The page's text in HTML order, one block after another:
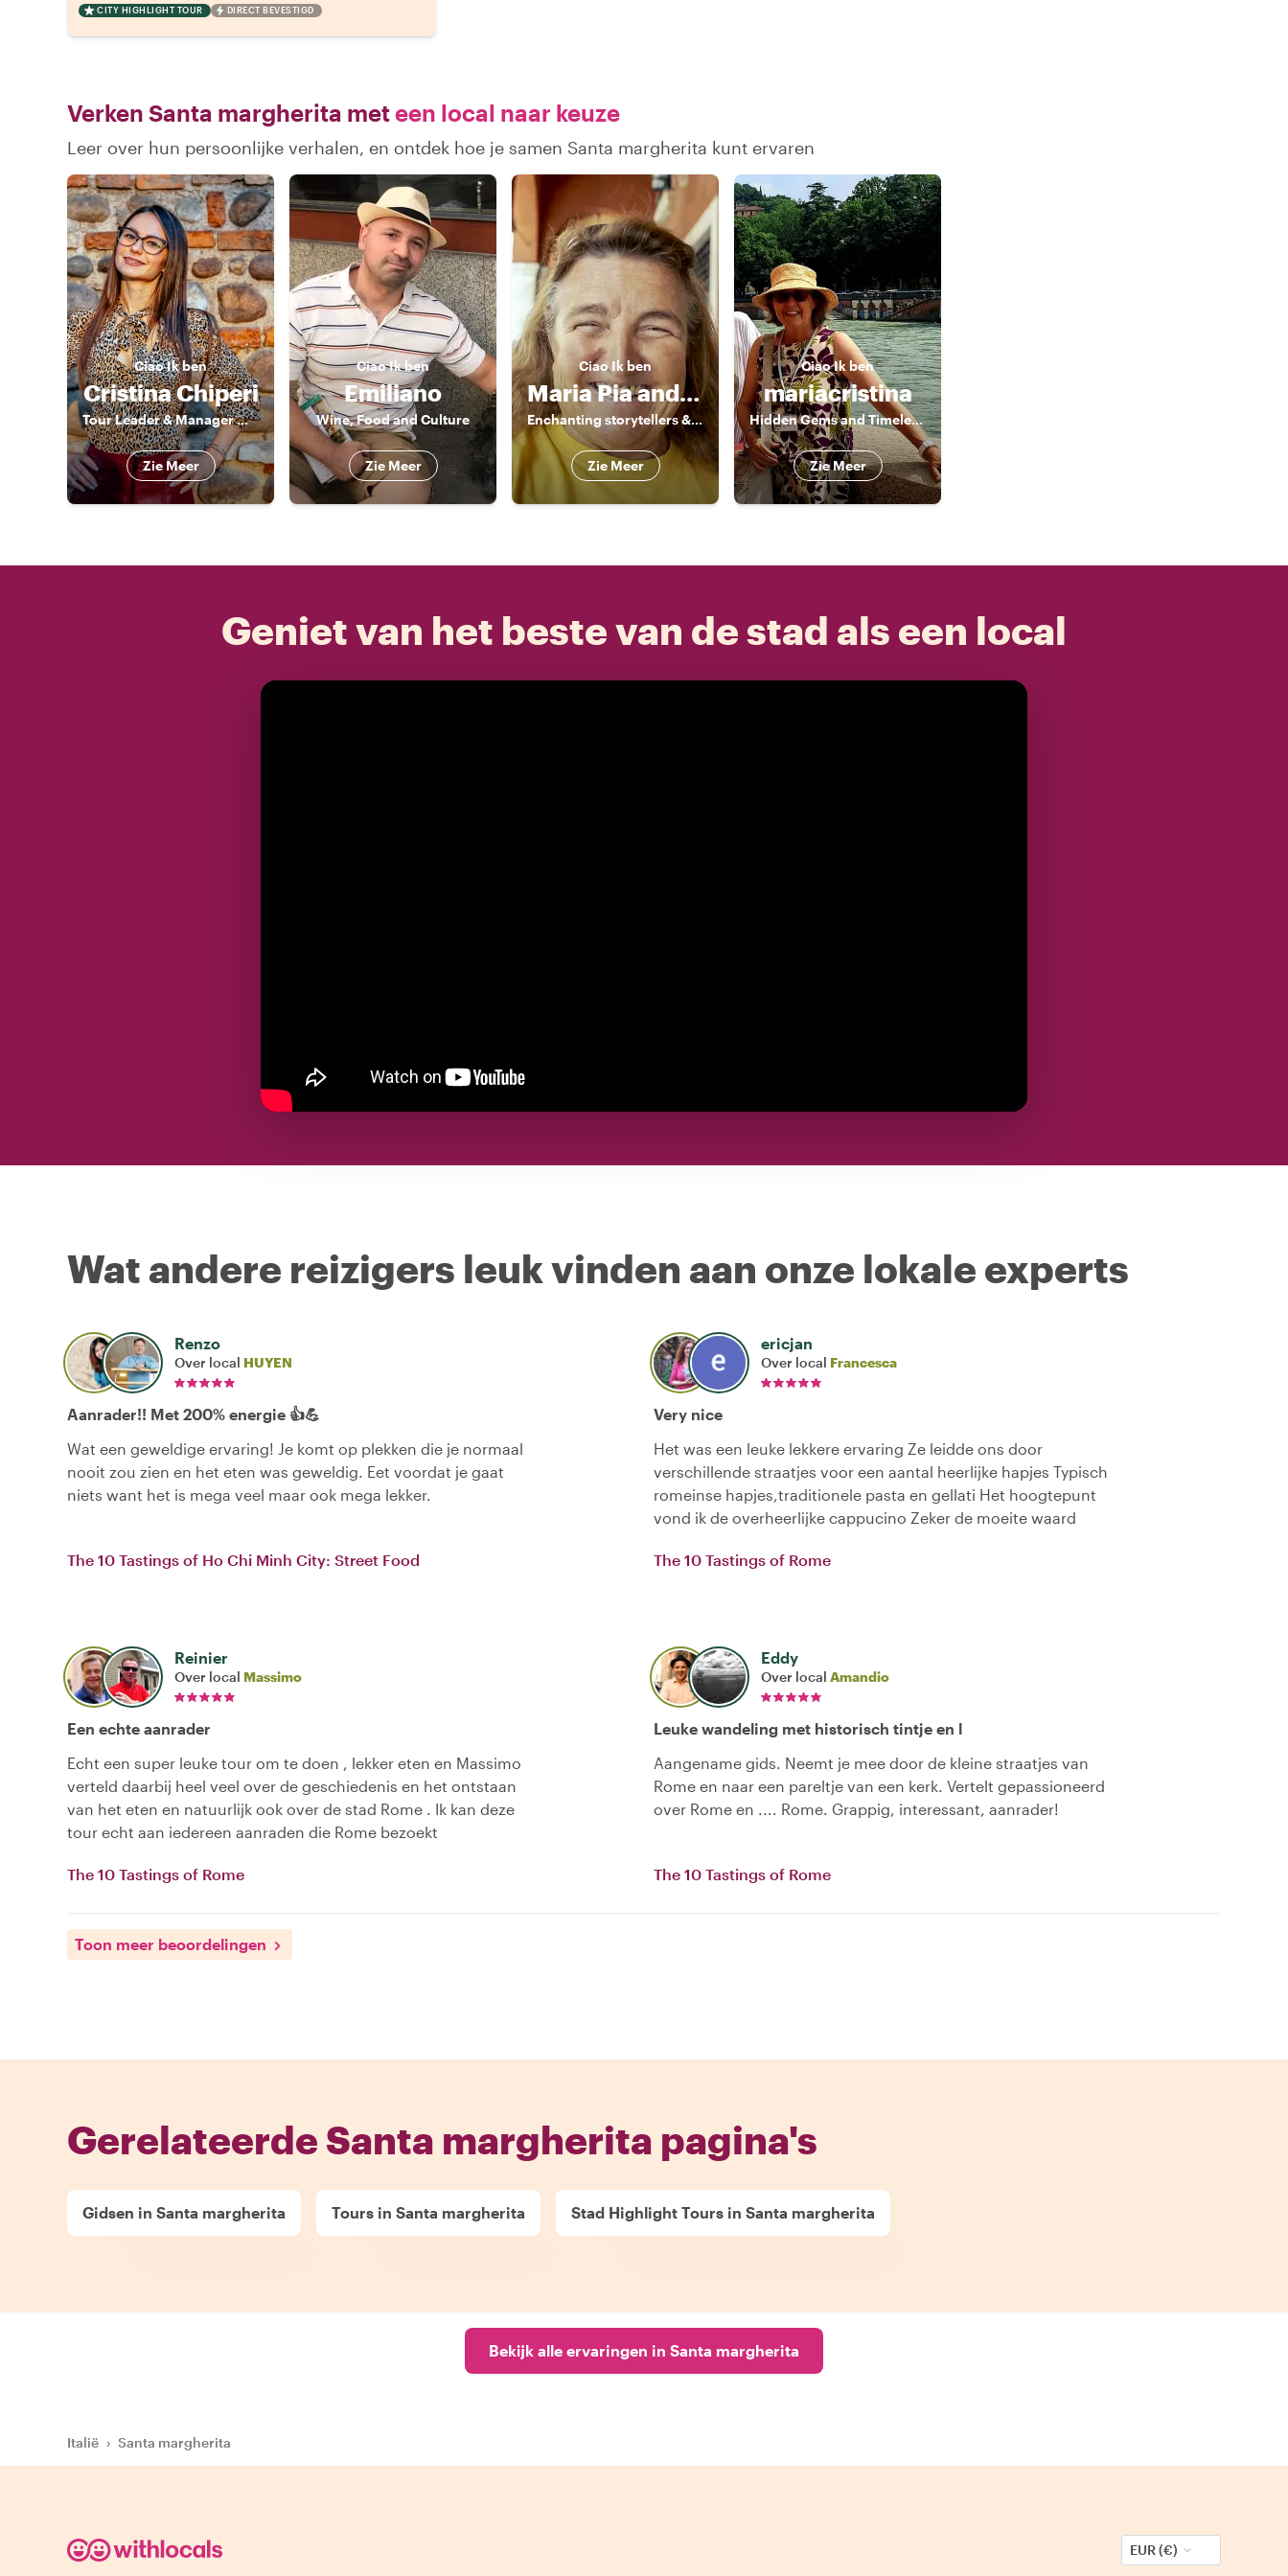
CITY HIGHLIGHT TOUR DIRECT BEVESTIGD
Verken Santa margherita meteen local naar keuze
Leer over hun persoonlijke verhalen, en ontdek hoe je samen Santa margherita kunt ervaren
CiaoIk ben
Cristina Chiperi
Tour Leader & Manager 《》 Explorer by Heart, Leader by Profession
Zie Meer
CiaoIk ben
Emiliano
Wine, Food and Culture
Zie Meer
Ciao Ik ben
Maria Pia and Friends
Enchanting storytellers & enthusiatic guides
Zie Meer
CiaoIk ben
mariacristina
Hidden Gems and Timeless Stories
Zie Meer
Geniet van het beste van de stad als een local
Wat andere reizigers leuk vinden aan onze lokale experts
Renzo
Over local HUYEN
Aanrader!! Met 200% energie 👍💪
Wat een geweldige ervaring! Je komt op plekken die je normaal
nooit zou zien en het eten was geweldig. Eet voordat je gaat
niets want het is mega veel maar ook mega lekker.
The 10 Tastings of Ho Chi Minh City: Street Food
ericjan
Over local Francesca
Very nice
Het was een leuke lekkere ervaring Ze leidde ons door
verschillende straatjes voor een aantal heerlijke hapjes Typisch
romeinse hapjes,traditionele pasta en gellati Het hoogtepunt
vond ik de overheerlijke cappucino Zeker de moeite waard
The 10 Tastings of Rome
Reinier
Over local Massimo
Een echte aanrader
Echt een super leuke tour om te doen , lekker eten en Massimo
verteld daarbij heel veel over de geschiedenis en het ontstaan
van het eten en natuurlijk ook over de stad Rome . Ik kan deze
tour echt aan iedereen aanraden die Rome bezoekt
The 10 Tastings of Rome
Eddy
Over local Amandio
Leuke wandeling met historisch tintje en l
Aangename gids. Neemt je mee door de kleine straatjes van
Rome en naar een pareltje van een kerk. Vertelt gepassioneerd
over Rome en .... Rome. Grappig, interessant, aanrader!
The 10 Tastings of Rome
Toon meer beoordelingen
Gerelateerde Santa margherita pagina's
Gidsen in Santa margherita Tours in Santa margherita Stad Highlight Tours in Santa margherita
Bekijk alle ervaringen in Santa margherita
Italië › Santa margherita
EUR (€)